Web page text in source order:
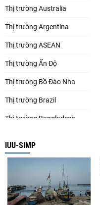
Thị trường Australia
Thị trường Argentina
Thị trường ASEAN
Thị trường Ấn Độ
Thị trường Bồ Đào Nha
Thị trường Brazil
Thị trường Bangladesh
Thị trường Canada
Thị trường Ecuador
Thị trường EU
IUU-SIMP